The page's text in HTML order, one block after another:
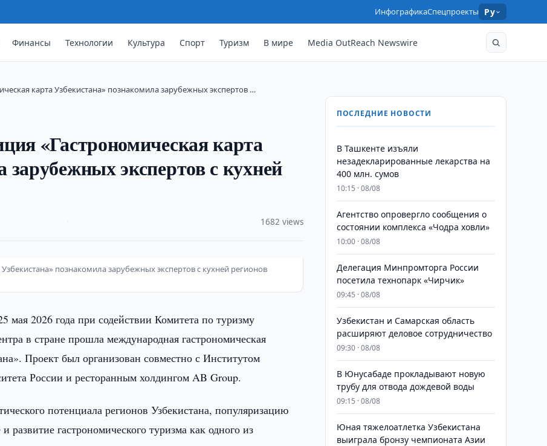
ИнфографикаСпецпроекты Ру
Финансы Технологии Культура Спорт Туризм В мире Media OutReach Newswire
карта Узбекистана» познакомила зарубежных экспертов …
«Гастрономическая карта
зарубежных экспертов с кухней
1682 views
познакомила зарубежных экспертов с кухней регионов
мая 2026 года при содействии Комитета по туризму
в стране прошла международная гастрономическая
Проект был организован совместно с Институтом
России и ресторанным холдингом AB Group.
потенциала регионов Узбекистана, популяризацию
гастрономического туризма как одного из
ПОСЛЕДНИЕ НОВОСТИ
​​​​​​​В Ташкенте изъяли
незадекларированные лекарства на
400 млн. сумов
10:15 · 08/08
Агентство опровергло сообщения о
состоянии комплекса «Чодра ховли»
10:00 · 08/08
Делегация Минпромторга России
посетила технопарк «Чирчик»
09:45 · 08/08
Узбекистан и Самарская область
расширяют деловое сотрудничество
09:30 · 08/08
В Юнусабаде прокладывают новую
трубу для отвода дождевой воды
09:15 · 08/08
Юная тяжелоатлетка Узбекистана
выиграла бронзу чемпионата Азии